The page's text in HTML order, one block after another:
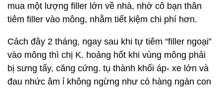
mua một lượng filler lớn về nhà, nhờ cô bạn thân
tiêm filler vào mông, nhằm tiết kiệm chi phí hơn.
Cách đây 2 tháng, ngay sau khi tự tiêm “filler ngoại”
vào mông thì chị K. hoảng hốt khi vùng mông phải
bị sưng tấy, căng cứng. tụ thành khối áp- xe lớn và
đau nhức âm ỉ không ngừng như có hàng ngàn con